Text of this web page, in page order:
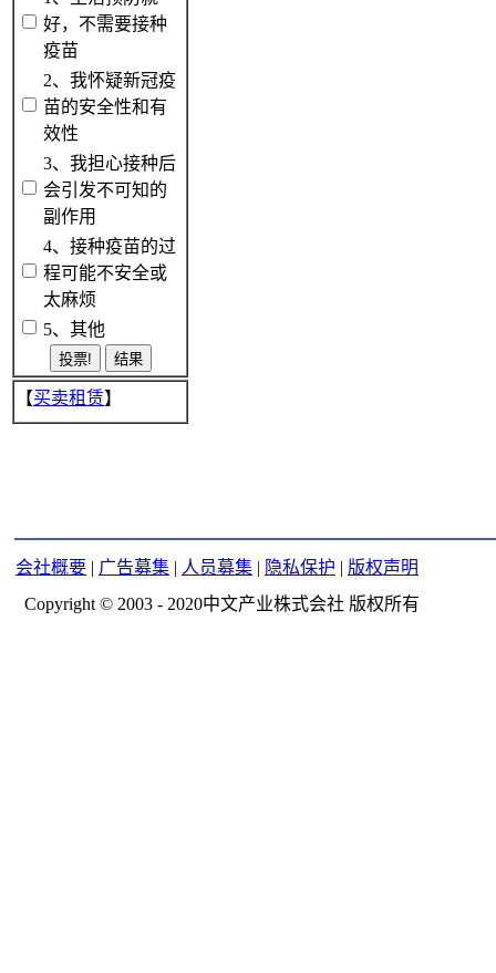
好，不需要接种
疫苗
2、我怀疑新冠疫
苗的安全性和有
效性
3、我担心接种后
会引发不可知的
副作用
4、接种疫苗的过
程可能不安全或
太麻烦
5、其他
【买卖租赁】
会社概要 | 广告募集 | 人员募集 | 隐私保护 | 版权声明
Copyright © 2003 - 2020中文产业株式会社 版权所有